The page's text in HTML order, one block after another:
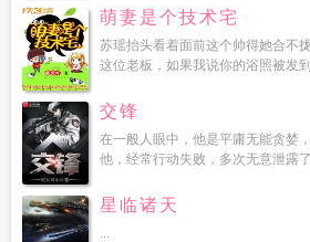
萌妻是个技术宅
苏瑶抬头看着面前这个帅得她合不
这位老板，如果我说你的浴照被发
交锋
在一般人眼中，他是平庸无能贪婪
他，经常行动失败，多次无意泄露
星临诸天
...